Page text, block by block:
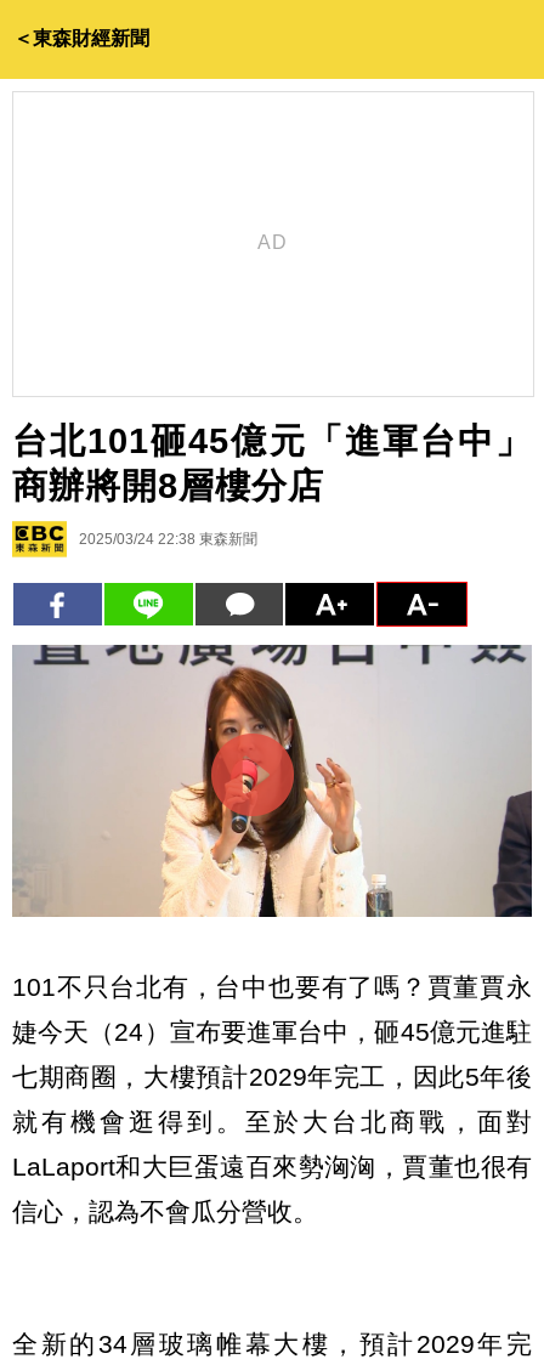
＜東森財經新聞
台北101砸45億元「進軍台中」
商辦將開8層樓分店
2025/03/24 22:38 東森新聞
101不只台北有，台中也要有了嗎？賈董賈永
婕今天（24）宣布要進軍台中，砸45億元進駐
七期商圈，大樓預計2029年完工，因此5年後
就有機會逛得到。至於大台北商戰，面對
LaLaport和大巨蛋遠百來勢洶洶，賈董也很有
信心，認為不會瓜分營收。
全新的34層玻璃帷幕大樓，預計2029年完